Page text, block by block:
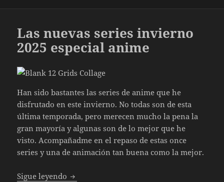
Las nuevas series invierno
2025 especial anime
Han sido bastantes las series de anime que he
disfrutado en este invierno. No todas son de esta
última temporada, pero merecen mucho la pena la
gran mayoría y algunas son de lo mejor que he
visto. Acompañadme en el repaso de estas once
series y una de animación tan buena como la mejor.
Sigue leyendo Las nuevas series invierno 2025 especial